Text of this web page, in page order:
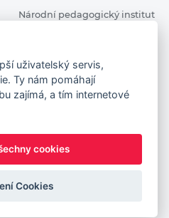
Národní pedagogický institut
All rights reserved
funding from the European
Executive Agency (now
Commission is not responsible
uživatelský servis,
Ty nám pomáhají
zajímá, a tím internetové
cookies
Cookies